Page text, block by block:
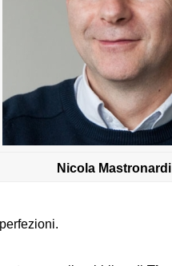
Nicola Mastronardi